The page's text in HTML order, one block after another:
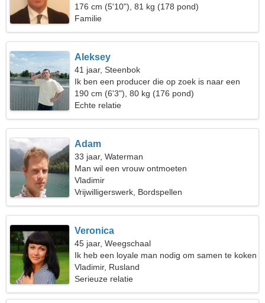
176 cm (5'10"), 81 kg (178 pond)
Familie
Aleksey
41 jaar, Steenbok
Ik ben een producer die op zoek is naar een
slanke vrouw
190 cm (6'3"), 80 kg (176 pond)
Echte relatie
Adam
33 jaar, Waterman
Man wil een vrouw ontmoeten
Vladimir
Vrijwilligerswerk, Bordspellen
Veronica
45 jaar, Weegschaal
Ik heb een loyale man nodig om samen te koken
Vladimir, Rusland
Serieuze relatie